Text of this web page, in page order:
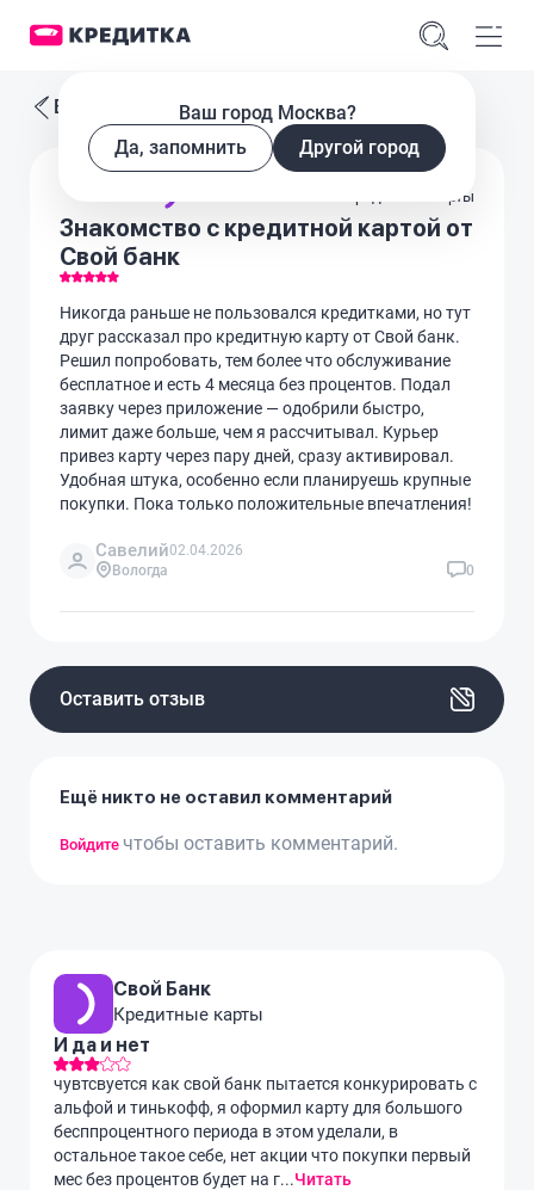
Ваш город Москва?
Да, запомнить
Другой город
Все отзывы
Знакомство с кредитной картой от
Свой банк
Кредитные карты
Никогда раньше не пользовался кредитками, но тут
друг рассказал про кредитную карту от Свой банк.
Решил попробовать, тем более что обслуживание
бесплатное и есть 4 месяца без процентов. Подал
заявку через приложение — одобрили быстро,
лимит даже больше, чем я рассчитывал. Курьер
привез карту через пару дней, сразу активировал.
Удобная штука, особенно если планируешь крупные
покупки. Пока только положительные впечатления!
Савелий02.04.2026
Вологда
0
Оставить отзыв
Ещё никто не оставил комментарий
Войдите чтобы оставить комментарий.
Свой Банк
Кредитные карты
И да и нет
чувтсвуется как свой банк пытается конкурировать с
альфой и тинькофф, я оформил карту для большого
бесппроцентного периода в этом уделали, в
остальное такое себе, нет акции что покупки первый
мес без процентов будет на г...Читать